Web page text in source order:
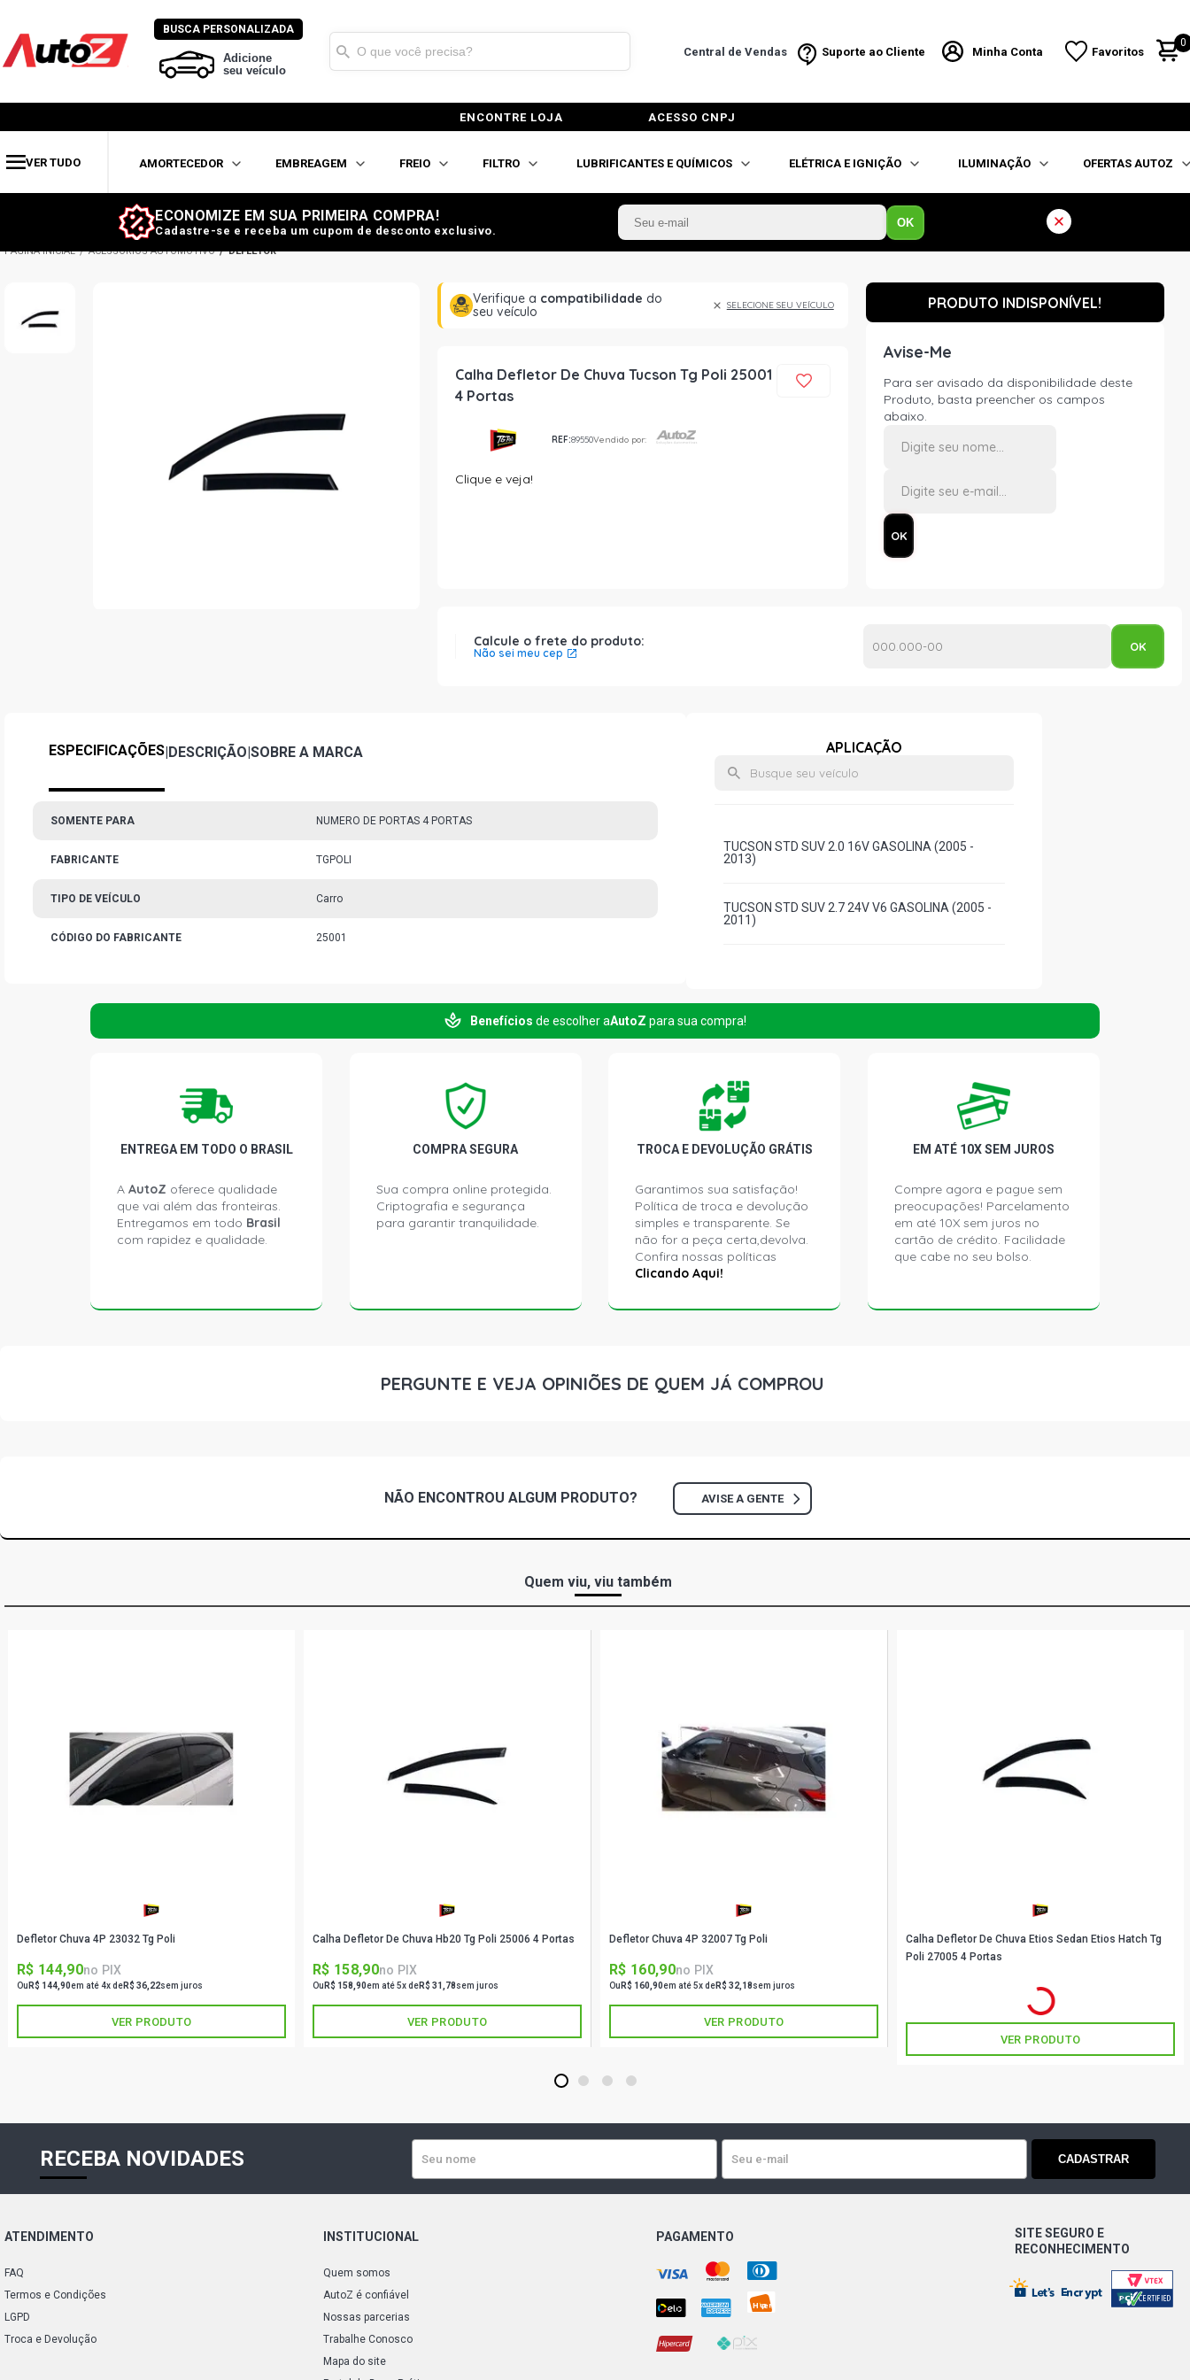
BUSCA PERSONALIZADA
Adicione
seu veículo
Central de Vendas Suporte ao Cliente Minha Conta Favoritos
0
ENCONTRE LOJA ACESSO CNPJ
VER TUDO AMORTECEDOR EMBREAGEM FREIO FILTRO LUBRIFICANTES E QUÍMICOS ELÉTRICA E IGNIÇÃO ILUMINAÇÃO OFERTAS AUTOZ
ECONOMIZE EM SUA PRIMEIRA COMPRA!
Cadastre-se e receba um cupom de desconto exclusivo.
OK
ACESSÓRIOS AUTOMOTIVO DEFLETOR
Verifique a compatibilidade do
seu veículo
SELECIONE SEU VEÍCULO
Calha Defletor De Chuva Tucson Tg Poli 25001
4 Portas
REF:89550Vendido por:
Clique e veja!
PRODUTO INDISPONÍVEL!
Avise-Me
Para ser avisado da disponibilidade deste
Produto, basta preencher os campos
abaixo.
Calcule o frete do produto:
Não sei meu cep
ESPECIFICAÇÕES|DESCRIÇÃO|SOBRE A MARCA
SOMENTE PARA NUMERO DE PORTAS 4 PORTAS
FABRICANTE TGPOLI
TIPO DE VEÍCULO Carro
CÓDIGO DO FABRICANTE 25001
APLICAÇÃO
TUCSON STD SUV 2.0 16V GASOLINA (2005 -
2013)
TUCSON STD SUV 2.7 24V V6 GASOLINA (2005 -
2011)
Benefícios de escolher aAutoZ para sua compra!
ENTREGA EM TODO O BRASIL
A AutoZ oferece qualidade
que vai além das fronteiras.
Entregamos em todo Brasil
com rapidez e qualidade.
COMPRA SEGURA
Sua compra online protegida.
Criptografia e segurança
para garantir tranquilidade.
TROCA E DEVOLUÇÃO GRÁTIS
Garantimos sua satisfação!
Política de troca e devolução
simples e transparente. Se
não for a peça certa,devolva.
Confira nossas políticas
Clicando Aqui!
EM ATÉ 10X SEM JUROS
Compre agora e pague sem
preocupações! Parcelamento
em até 10X sem juros no
cartão de crédito. Facilidade
que cabe no seu bolso.
PERGUNTE E VEJA OPINIÕES DE QUEM JÁ COMPROU
NÃO ENCONTROU ALGUM PRODUTO? AVISE A GENTE
Quem viu, viu também
Defletor Chuva 4P 23032 Tg Poli
R$ 144,90no PIX
Ou R$ 144,90em até 4x deR$ 36,22sem juros
VER PRODUTO
Calha Defletor De Chuva Hb20 Tg Poli 25006 4 Portas
R$ 158,90no PIX
Ou R$ 158,90em até 5x deR$ 31,78sem juros
VER PRODUTO
Defletor Chuva 4P 32007 Tg Poli
R$ 160,90no PIX
Ou R$ 160,90em até 5x deR$ 32,18sem juros
VER PRODUTO
Calha Defletor De Chuva Etios Sedan Etios Hatch Tg
Poli 27005 4 Portas
R$ 32,20 sem juros
VER PRODUTO
1 2 3 4
RECEBA NOVIDADES CADASTRAR
ATENDIMENTO
FAQ
Termos e Condições
LGPD
Troca e Devolução
INSTITUCIONAL
Quem somos
AutoZ é confiável
Nossas parcerias
Trabalhe Conosco
Mapa do site
PAGAMENTO
SITE SEGURO E
RECONHECIMENTO